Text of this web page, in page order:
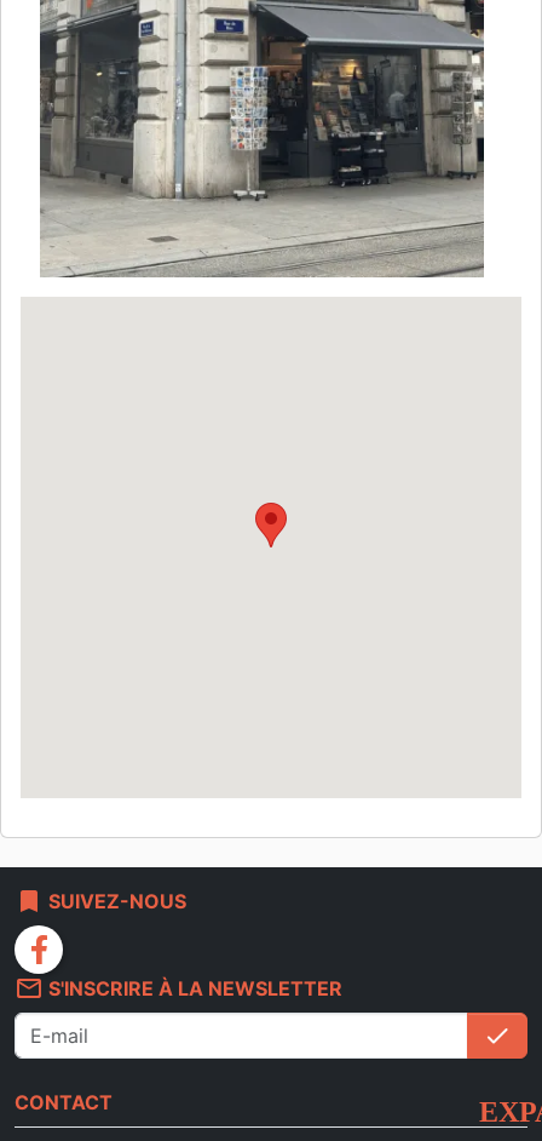
bookmark SUIVEZ-NOUS
facebook
mail_outline S'INSCRIRE À LA NEWSLETTER
check
CONTACT